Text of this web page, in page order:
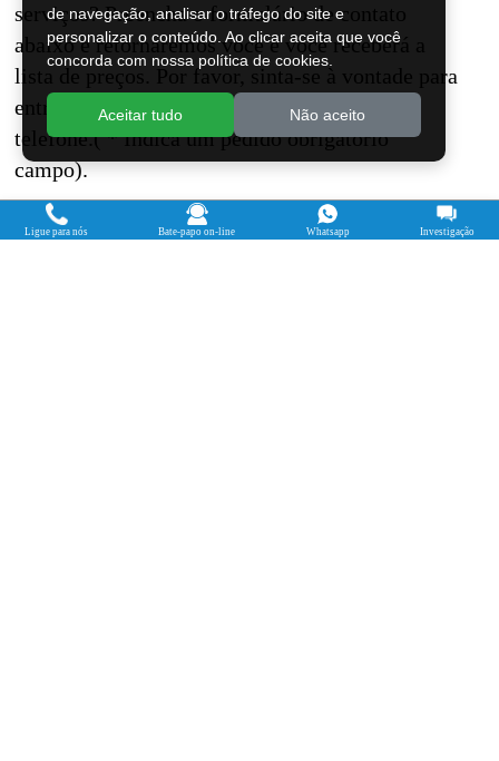
serviços? Preencha o formulário de contato
abaixo e retornaremos você e você receberá a
lista de preços. Por favor, sinta-se à vontade para
entrar em contato conosco por e-mail ou
telefone.( * Indica um pedido obrigatório
campo).
Você quer comprar máquina?
de navegação, analisar o tráfego do site e
personalizar o conteúdo. Ao clicar aceita que você
concorda com nossa política de cookies.
Aceitar tudo Não aceito
Ligue para nós Bate-papo on-line Whatsapp Investigação